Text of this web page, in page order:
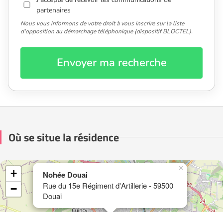
partenaires
Nous vous informons de votre droit à vous inscrire sur la liste
d'opposition au démarchage téléphonique (dispositif BLOCTEL).
Envoyer ma recherche
Où se situe la résidence
Nohée Douai
Rue du 15e Régiment d'Artillerie - 59500
Douai
×
+
−